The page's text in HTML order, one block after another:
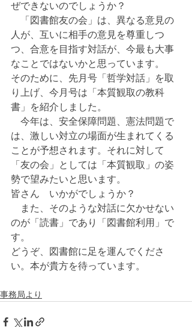
ぜできないのでしょうか？
「図書館友の会」は、異なる意見の
人が、互いに相手の意見を尊重しつ
つ、合意を目指す対話が、今最も大事
なことではないかと思っています。
そのために、先月号「哲学対話」を取
り上げ、今月号は「本質観取の教科
書」を紹介しました。
今年は、安全保障問題、憲法問題で
は、激しい対立の場面が生まれてくる
ことが予想されます。それに対して
「友の会」としては「本質観取」の姿
勢で望みたいと思います。
皆さん　いかがでしょうか？
また、そのような対話に欠かせない
のが「読書」であり「図書館利用」で
す。
どうぞ、図書館に足を運んでくださ
い。本が貴方を待っています。
事務局より